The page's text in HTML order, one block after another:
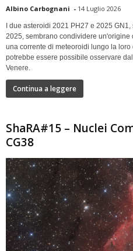
Albino Carbognani - 14 Luglio 2026
I due asteroidi 2021 PH27 e 2025
2025, sembrano condividere
una corrente di meteoroidi lungo la loro
potrebbe essere possibile osservare
Venere.
Continua a leggere
ShaRA#15 – Nuclei
CG38